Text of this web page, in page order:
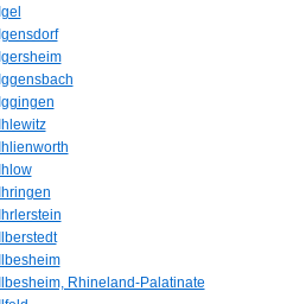
Igel
Igensdorf
Igersheim
Iggensbach
Iggingen
Ihlewitz
Ihlienworth
Ihlow
Ihringen
Ihrlerstein
Ilberstedt
Ilbesheim
Ilbesheim, Rhineland-Palatinate